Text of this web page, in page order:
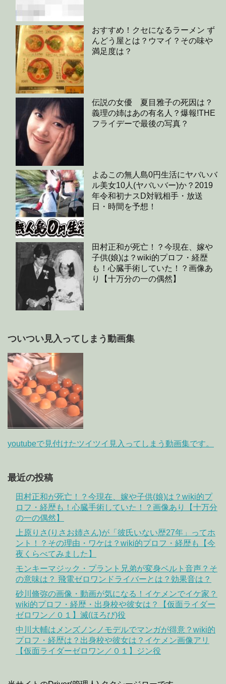
おすすめ！クセになるラーメン ず
んどう屋とは？ウマイ？その味や
満足度は？
伝説の女優 夏目雅子の死因は？
義理の姉はあの有名人？爆報!THE
フライデーで最後の写真？
よゐこの無人島0円生活にヤバいバ
ル美女10人(ヤバいバー)か？2019
年令和初ナスD対戦相手・放送
日・時間を予想！
田村正和が死亡！？今現在、嫁や
子供(娘)は？wiki的プロフ・経歴
も！心臓手術していた！？画像あ
り【十万分の一の偶然】
ついつい見入ってしまう動画集
youtubeで見付けたツイツイ見入ってしまう動画集です。
最近の投稿
田村正和が死亡！？今現在、嫁や子供(娘)は？wiki的プ
ロフ・経歴も！心臓手術していた！？画像あり【十万分
の一の偶然】
上原りさ(りさお姉さん)が「彼氏いない歴27年」ってホ
ント！？その理由・ワケは？wiki的プロフ・経歴も【今
夜くらべてみました】
モンキーマジック・プラント兄弟が変身ベルト音声？そ
の意味は？ 飛電ゼロワンドライバーとは？効果音は？
砂川脩弥の画像・動画が気になる！イケメンでイケ家？
wiki的プロフ・経歴・出身校や彼女は？【仮面ライダー
ゼロワン／０１】滅(ほろび)役
中川大輔はメンズノンノモデルでマンガが得意？wiki的
プロフ・経歴は？出身校や彼女は？イケメン画像アリ
【仮面ライダーゼロワン／０１】ジン役